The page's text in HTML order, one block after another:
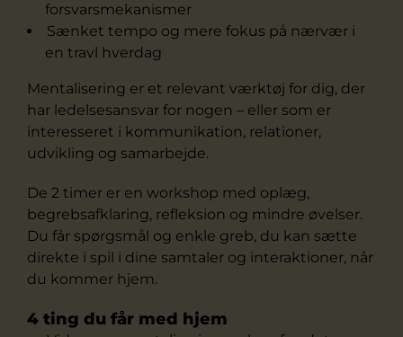
forsvarsmekanismer
Sænket tempo og mere fokus på nærvær i
en travl hverdag
Mentalisering er et relevant værktøj for dig, der
har ledelsesansvar for nogen – eller som er
interesseret i kommunikation, relationer,
udvikling og samarbejde.
De 2 timer er en workshop med oplæg,
begrebsafklaring, refleksion og mindre øvelser.
Du får spørgsmål og enkle greb, du kan sætte
direkte i spil i dine samtaler og interaktioner, når
du kommer hjem.
4 ting du får med hjem